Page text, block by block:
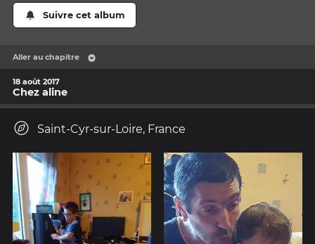
Suivre cet album
Aller au chapitre
18 août 2017
Chez aline
Saint-Cyr-sur-Loire, France